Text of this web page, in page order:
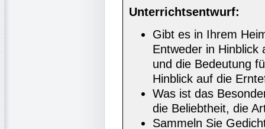
Unterrichtsentwurf:
Gibt es in Ihrem
Entweder in Hinblick
und die Bedeutung
Hinblick auf die
Was ist das
die Beliebtheit, die
Sammeln Sie